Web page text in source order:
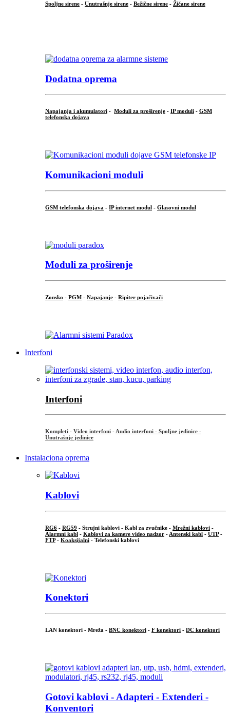
Spoljne sirene - Unutrašnje sirene - Bežične sirene - Žičane sirene
Dodatna oprema
Napajanja i akumulatori - Moduli za proširenje - IP moduli - GSM
telefonska dojava
Komunikacioni moduli
GSM telefonska dojava - IP internet modul - Glasovni modul
Moduli za proširenje
Zonsko - PGM - Napajanje - Ripiter pojačivači
Interfoni
Interfoni
Kompleti - Video interfoni - Audio interfoni - Spoljne jedinice -
Unutrašnje jedinice
Instalaciona oprema
Kablovi
RG6 - RG59 - Strujni kablovi - Kabl za zvučnike - Mrežni kablovi -
Alarmni kabl - Kablovi za kamere video nadzor - Antenski kabl - UTP-
FTP- Koaksijalni - Telefonski kablovi
Konektori
LAN konektori - Mreža - BNC konektori - F konektori - DC konektori
Gotovi kablovi - Adapteri - Extenderi -
Konventori